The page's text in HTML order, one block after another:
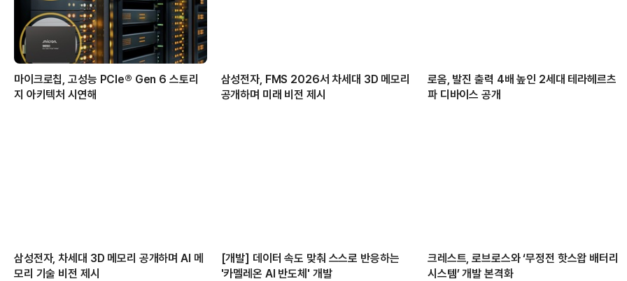
마이크로칩, 고성능 PCIe® Gen 6 스토리
지 아키텍처 시연해
삼성전자, FMS 2026서 차세대 3D 메모리
공개하며 미래 비전 제시
로옴, 발진 출력 4배 높인 2세대 테라헤르츠
파 디바이스 공개
삼성전자, 차세대 3D 메모리 공개하며 AI 메
모리 기술 비전 제시
[개발] 데이터 속도 맞춰 스스로 반응하는
'카멜레온 AI 반도체' 개발
크레스트, 로브로스와 ‘무정전 핫스왑 배터리
시스템’ 개발 본격화